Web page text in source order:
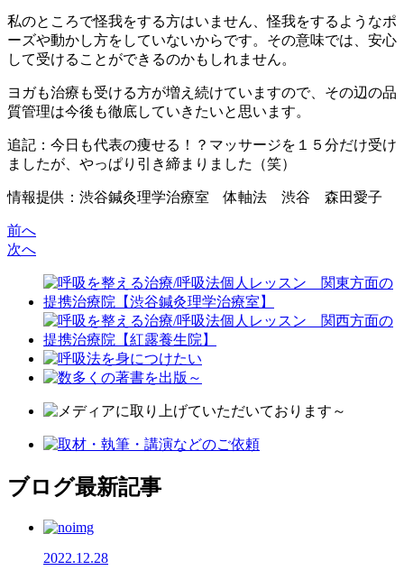
私のところで怪我をする方はいません、怪我をするようなポ
ーズや動かし方をしていないからです。その意味では、安心
して受けることができるのかもしれません。
ヨガも治療も受ける方が増え続けていますので、その辺の品
質管理は今後も徹底していきたいと思います。
追記：今日も代表の痩せる！？マッサージを１５分だけ受け
ましたが、やっぱり引き締まりました（笑）
情報提供：渋谷鍼灸理学治療室 体軸法 渋谷 森田愛子
前へ
次へ
ブログ最新記事
2022.12.28